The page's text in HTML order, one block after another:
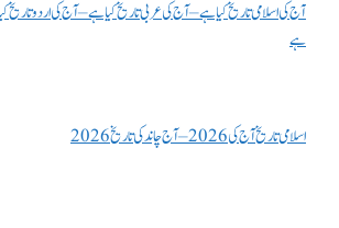
آج کی اسلامی تاریخ کیا ہے – آج کی عربی تاریخ کیا ہے – آج کی اردو تاریخ کیا
ہے
اسلامی تاریخ آج کی 2026 – آج چاند کی تاریخ 2026